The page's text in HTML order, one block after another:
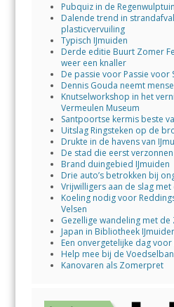
Pubquiz in de
Dalende trend in
plasticvervuiling
Typisch IJmuiden
Derde editie Buurt Zomer
weer een knaller
De passie voor Passie voor
Dennis Gouda neemt
Knutselworkshop in het
Vermeulen Museum
Santpoortse kermis beste
Uitslag Ringsteken op de
Drukte in de havens van
De stad die eerst
Brand duingebied IJmuiden
Drie auto’s betrokken bij
Vrijwilligers aan de slag
Koeling nodig voor
Velsen
Gezellige wandeling met
Japan in Bibliotheek
Een onvergetelijke dag
Help mee bij de
Kanovaren als Zomerpret